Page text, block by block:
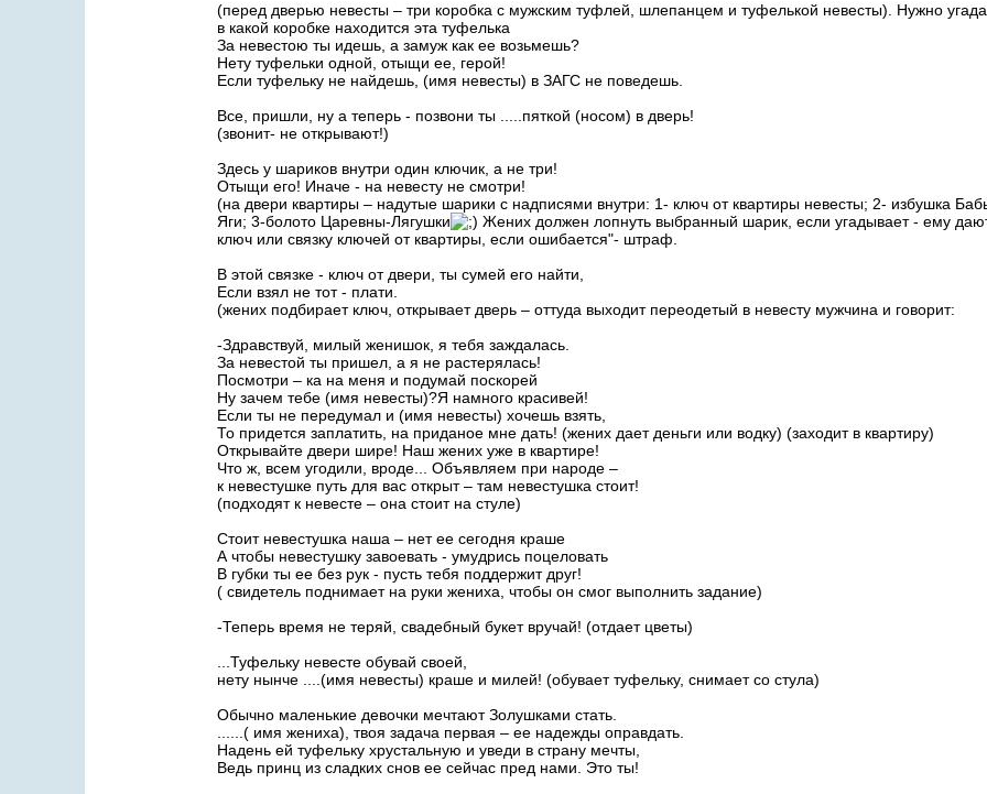
(перед дверью невесты – три коробка с мужским туфлей, шлепанцем и туфелькой невесты). Нужно
в какой коробке находится эта туфелька
За невестою ты идешь, а замуж как ее возьмешь?
Нету туфельки одной, отыщи ее, герой!
Если туфельку не найдешь, (имя невесты) в ЗАГС не поведешь.
Все, пришли, ну а теперь - позвони ты .....пяткой (носом) в дверь!
(звонит- не открывают!)
Здесь у шариков внутри один ключик, а не три!
Отыщи его! Иначе - на невесту не смотри!
(на двери квартиры – надутые шарики с надписями внутри: 1- ключ от квартиры невесты; 2- избушка
Яги; 3-болото Царевны-Лягушки
Жених должен лопнуть выбранный шарик, если угадывает - ему
ключ или связку ключей от квартиры, если ошибается"- штраф.
В этой связке - ключ от двери, ты сумей его найти,
Если взял не тот - плати.
(жених подбирает ключ, открывает дверь – оттуда выходит переодетый в невесту мужчина и говорит:
-Здравствуй, милый женишок, я тебя заждалась.
За невестой ты пришел, а я не растерялась!
Посмотри – ка на меня и подумай поскорей
Ну зачем тебе (имя невесты)?Я намного красивей!
Если ты не передумал и (имя невесты) хочешь взять,
То придется заплатить, на приданое мне дать! (жених дает деньги или водку) (заходит в квартиру)
Открывайте двери шире! Наш жених уже в квартире!
Что ж, всем угодили, вроде... Объявляем при народе –
к невестушке путь для вас открыт – там невестушка стоит!
(подходят к невесте – она стоит на стуле)
Стоит невестушка наша – нет ее сегодня краше
А чтобы невестушку завоевать - умудрись поцеловать
В губки ты ее без рук - пусть тебя поддержит друг!
( свидетель поднимает на руки жениха, чтобы он смог выполнить задание)
-Теперь время не теряй, свадебный букет вручай! (отдает цветы)
...Туфельку невесте обувай своей,
нету нынче ....(имя невесты) краше и милей! (обувает туфельку, снимает со стула)
Обычно маленькие девочки мечтают Золушками стать.
......( имя жениха), твоя задача первая – ее надежды оправдать.
Надень ей туфельку хрустальную и уведи в страну мечты,
Ведь принц из сладких снов ее сейчас пред нами. Это ты!